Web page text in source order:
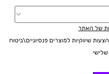
של האתר
שיווקיות למוצרים פנסיוניים\ביטוח